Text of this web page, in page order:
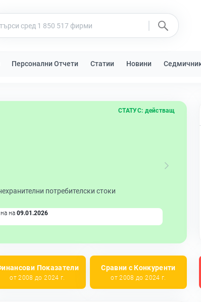
Персонални Отчети Статии Новини
СТАТУС: действащ
потребителски стоки
на 09.01.2026
Показатели
от 2008 до 2024 г.
Сравни с Конкуренти
от 2008 до 2024 г.